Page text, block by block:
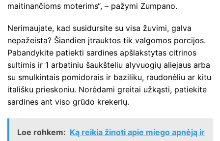
maitinančioms moterims“, – pažymi Zumpano.
Nerimaujate, kad susidursite su visa žuvimi, galva
nepažeista? Šiandien įtrauktos tik valgomos porcijos.
Pabandykite patiekti sardines apšlakstytas citrinos
sultimis ir 1 arbatiniu šaukšteliu alyvuogių aliejaus arba
su smulkintais pomidorais ir baziliku, raudonėliu ar kitu
itališku prieskoniu. Norėdami greitai užkąsti, patiekite
sardines ant viso grūdo krekerių.
Loe rohkem: Ką reikia žinoti apie miego apnėją ir